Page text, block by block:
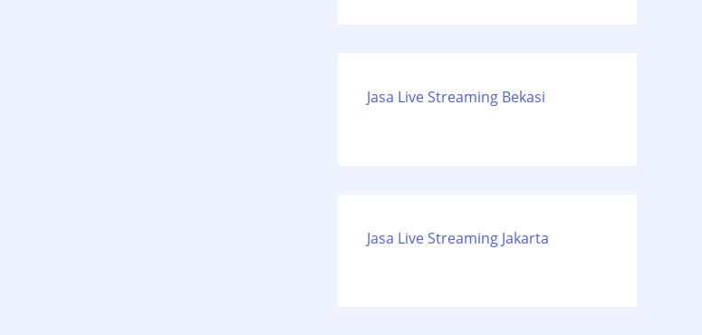
Jasa Live Streaming Bekasi
Jasa Live Streaming Jakarta